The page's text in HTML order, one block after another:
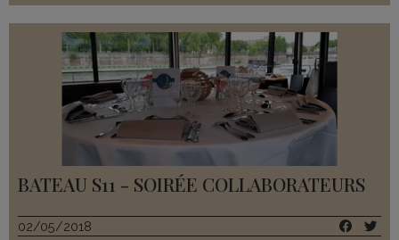
BATEAU S11 - SOIRÉE COLLABORATEURS
02/05/2018